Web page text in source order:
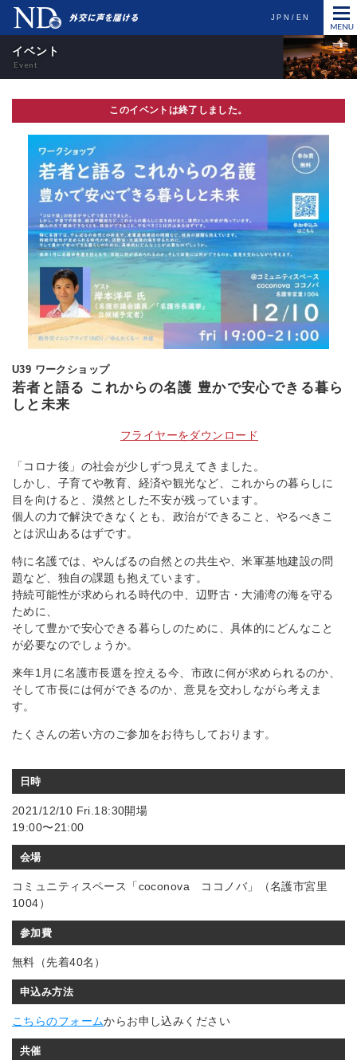
JPN EN
イベント
このイベントは終了しました。
U39 ワークショップ
若者と語る これからの名護 豊かで安心できる暮ら
しと未来
フライヤーをダウンロード
「コロナ後」の社会が少しずつ見えてきました。
しかし、子育てや教育、経済や観光など、これからの暮らしに
目を向けると、漠然とした不安が残っています。
個人の力で解決できなくとも、政治ができること、やるべきこ
とは沢山あるはずです。
特に名護では、やんばるの自然との共生や、米軍基地建設の問
題など、独自の課題も抱えています。
持続可能性が求められる時代の中、辺野古・大浦湾の海を守る
ために、
そして豊かで安心できる暮らしのために、具体的にどんなこと
が必要なのでしょうか。
来年1月に名護市長選を控える今、市政に何が求められるのか、
そして市長には何ができるのか、意見を交わしながら考えま
す。
たくさんの若い方のご参加をお待ちしております。
日時
2021/12/10 Fri.18:30開場
19:00〜21:00
会場
コミュニティスペース「coconova ココノバ」（名護市宮里
1004）
参加費
無料（先着40名）
申込み方法
こちらのフォームからお申し込みください
共催